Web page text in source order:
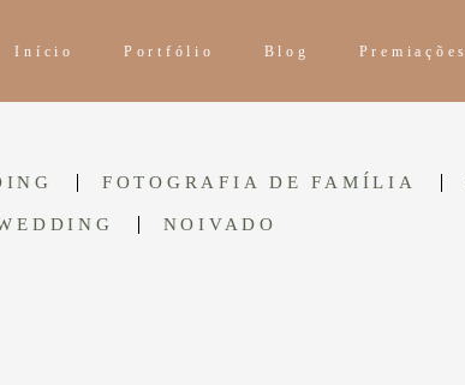
Início Portfólio Blog Premiações
FOTOGRAFIA DE FAMÍLIA
NOIVADO